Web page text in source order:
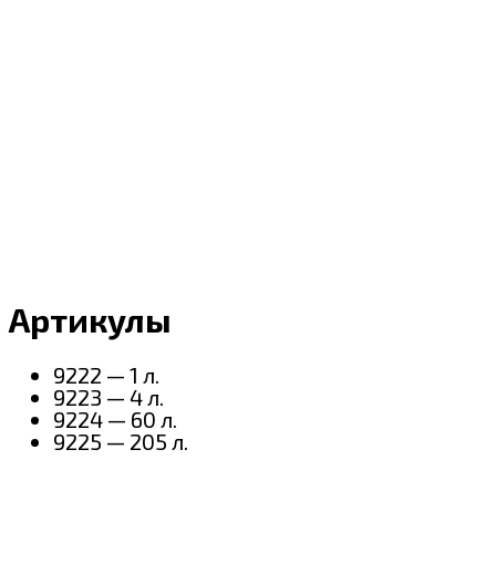
Артикулы
9222 — 1 л.
9223 — 4 л.
9224 — 60 л.
9225 — 205 л.